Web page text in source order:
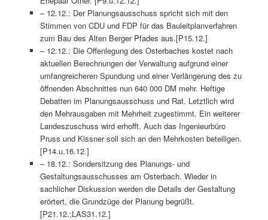
– 12.12.: Der Planungsausschuss spricht sich mit den
Stimmen von CDU und FDP für das Bauleitplanverfahren
zum Bau des Alten Berger Pfades aus.[P15.12.]
– 12.12.: Die Offenlegung des Osterbaches kostet nach
aktuellen Berechnungen der Verwaltung aufgrund einer
umfangreicheren Spundung und einer Verlängerung des zu
öffnenden Abschnittes nun 640 000 DM mehr. Heftige
Debatten im Planungsausschuss und Rat. Letztlich wird
den Mehrausgaben mit Mehrheit zugestimmt. Ein weiterer
Landeszuschuss wird erhofft. Auch das Ingenieurbüro
Pruss und Kissner soll sich an den Mehrkosten beteiligen.
[P14.u.16.12.]
– 18.12.: Sondersitzung des Planungs- und
Gestaltungsausschusses am Osterbach. Wieder in
sachlicher Diskussion werden die Details der Gestaltung
erörtert, die Grundzüge der Planung begrüßt.
[P21.12.;LAS31.12.]